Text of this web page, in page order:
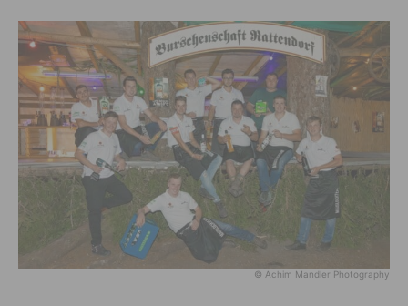
© Achim Mandler Photography